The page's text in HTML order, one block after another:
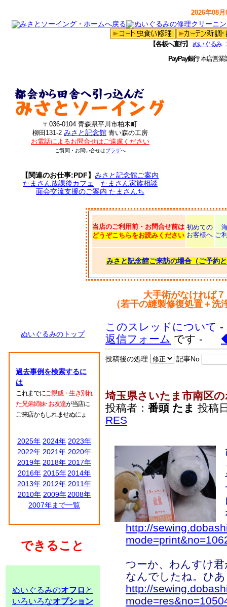
2026年08
【各板へ直行】 ぬいぐるみ
PayPay銀行本店営
〒036-0104 青森県平川市柏木町
柳田131-2 みさと記念館 青い森の工房
お電話によるお問合せはご遠慮ください
ご質問・お問い合せはプラザへ
【関連のお仕事:PDF】みさと記念館ご案内
たまさん放課後カフェ
たまさん家族相談
面会交流支援のご案内 たまさんち
当店のご利用前・お問合せ前は
どうぞこちらをお読みください
初めての
お客様へ ご
みさと記念館ご来訪の場合（ご予約
大手術がなければ
（若干の縫製修復処置＋
ぬいぐるみのトップ
過去事例を検索するに
は
これまでにご親戚・生き別れ
た兄弟姉妹･お友達が当店に
ご来店かもしれませぬにょ
2025年 2024年 2023年
2022年 2021年 2020年
2019年 2018年 2017年
2016年 2015年 2014年
2013年 2012年 2011年
2010年 2009年 2008年
2007年まで一覧
できること
ぬいぐるみのオフロ と
いろいろなオプション
このスレッドについて -
返信フォーム です -
投稿後の処理 記事No
埼玉県さいたま市南区
投稿者： 番頭 たま 投稿
RES
http://
つーか、わんすけ
なんでしたね。ひ
http://